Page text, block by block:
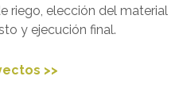
riego, elección del material
y ejecución final.
>>